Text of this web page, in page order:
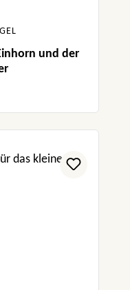
und der